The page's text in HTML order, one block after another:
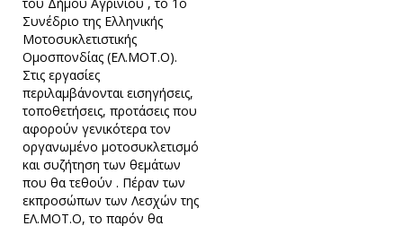
Συνέδριο της Ελληνικής
Μοτοσυκλετιστικής
Ομοσπονδίας (ΕΛ.ΜΟΤ.Ο).
Στις εργασίες
περιλαμβάνονται εισηγήσεις,
τοποθετήσεις, προτάσεις που
αφορούν γενικότερα τον
οργανωμένο μοτοσυκλετισμό
και συζήτηση των θεμάτων
που θα τεθούν . Πέραν των
εκπροσώπων των Λεσχών της
ΕΛ.ΜΟΤ.Ο, το παρόν θα